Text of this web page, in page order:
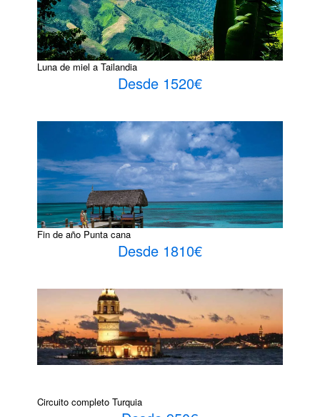
Luna de miel a Tailandia
Desde 1520€
Fin de año Punta cana
Desde 1810€
Circuito completo Turquia